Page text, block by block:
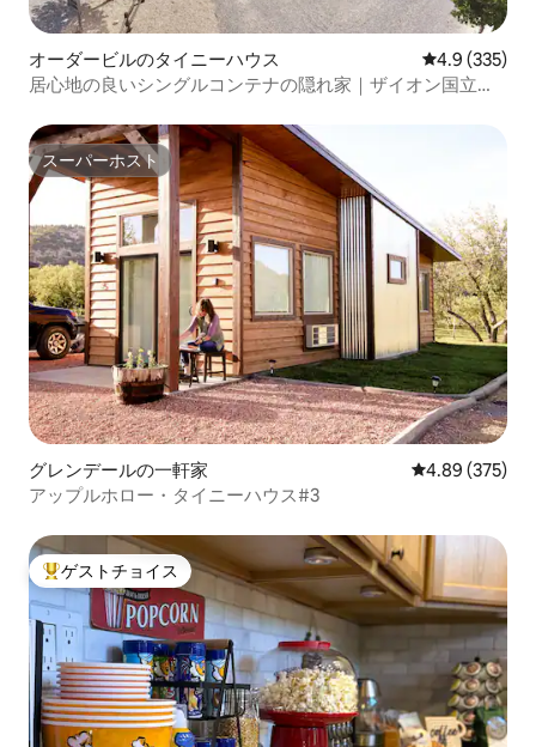
オーダービルのタイニーハウス レビュー335
4.9 (335)
居心地の良いシングルコンテナの隠れ家｜ザイオン国立公
スーパーホスト
スーパーホスト
グレンデールの一軒家 レビュー375
4.89 (375)
アップルホロー・タイニーハウス#3
大好評のゲストチョイスです。
ゲストチョイス